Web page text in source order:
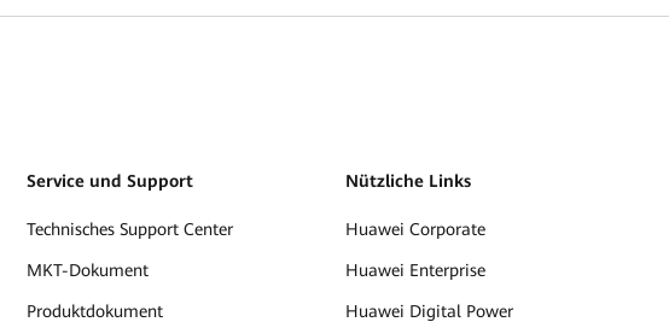
Service und Support
Technisches Support Center
MKT-Dokument
Produktdokument
Nützliche Links
Huawei Corporate
Huawei Enterprise
Huawei Digital Power